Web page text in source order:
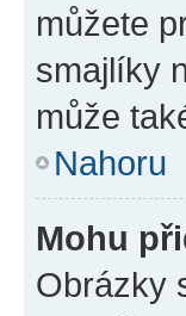
můžete
smajlíky
může
Nahoru
Mohu
Obrázky